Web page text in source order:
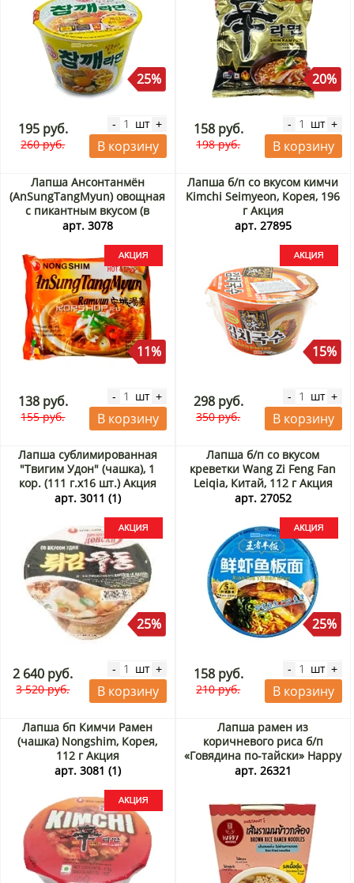
25%
195 руб.
260 руб.
- шт +
В корзину
20%
158 руб.
198 руб.
- шт +
В корзину
Лапша Ансонтанмён
(AnSungTangMyun) овощная
с пикантным вкусом (в
пачке) Nongshim, Корея 125
арт. 3078
11%
138 руб.
155 руб.
- шт +
В корзину
Лапша б/п со вкусом кимчи
Kimchi Seimyeon, Корея, 196
г Акция
арт. 27895
15%
298 руб.
350 руб.
- шт +
В корзину
Лапша сублимированная
"Твигим Удон" (чашка), 1
кор. (111 г.х16 шт.) Акция
арт. 3011 (1)
25%
2 640 руб.
3 520 руб.
- шт +
В корзину
Лапша б/п со вкусом
креветки Wang Zi Feng Fan
Leiqia, Китай, 112 г Акция
арт. 27052
25%
158 руб.
210 руб.
- шт +
В корзину
Лапша бп Кимчи Рамен
(чашка) Nongshim, Корея,
112 г Акция
арт. 3081 (1)
Лапша рамен из
коричневого риса б/п
«Говядина по-тайски» Happy
Noodle (стакан), Таиланд, 65
арт. 26321